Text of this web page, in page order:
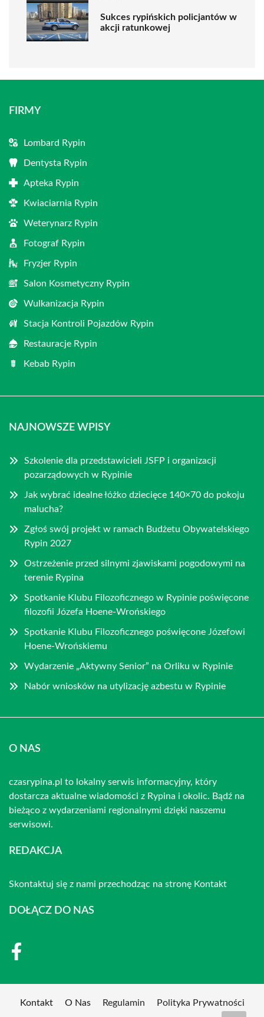
Sukces rypińskich policjantów w
akcji ratunkowej
FIRMY
Lombard Rypin
Dentysta Rypin
Apteka Rypin
Kwiaciarnia Rypin
Weterynarz Rypin
Fotograf Rypin
Fryzjer Rypin
Salon Kosmetyczny Rypin
Wulkanizacja Rypin
Stacja Kontroli Pojazdów Rypin
Restauracje Rypin
Kebab Rypin
NAJNOWSZE WPISY
Szkolenie dla przedstawicieli JSFP i organizacji
pozarządowych w Rypinie
Jak wybrać idealne łóżko dziecięce 140×70 do pokoju
malucha?
Zgłoś swój projekt w ramach Budżetu Obywatelskiego
Rypin 2027
Ostrzeżenie przed silnymi zjawiskami pogodowymi na
terenie Rypina
Spotkanie Klubu Filozoficznego w Rypinie poświęcone
filozofii Józefa Hoene-Wrońskiego
Spotkanie Klubu Filozoficznego poświęcone Józefowi
Hoene-Wrońskiemu
Wydarzenie „Aktywny Senior” na Orliku w Rypinie
Nabór wniosków na utylizację azbestu w Rypinie
O NAS
czasrypina.pl to lokalny serwis informacyjny, który
dostarcza aktualne wiadomości z Rypina i okolic. Bądź na
bieżąco z wydarzeniami regionalnymi dzięki naszemu
serwisowi.
REDAKCJA
Skontaktuj się z nami przechodząc na stronę Kontakt
DOŁĄCZ DO NAS
Kontakt O Nas Regulamin Polityka Prywatności